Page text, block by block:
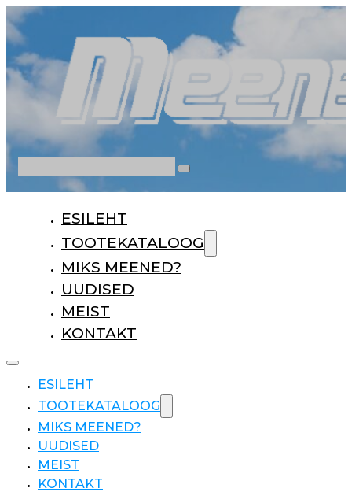
ESILEHT
TOOTEKATALOOG
MIKS MEENED?
UUDISED
MEIST
KONTAKT
ESILEHT
TOOTEKATALOOG
MIKS MEENED?
UUDISED
MEIST
KONTAKT